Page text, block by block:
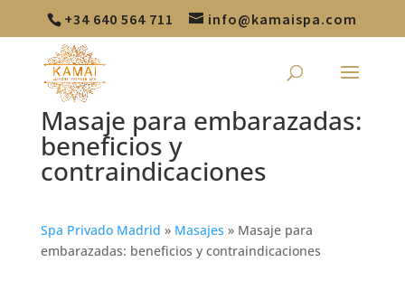
+34 640 564 711 info@kamaispa.com
Masaje para embarazadas:
beneficios y
contraindicaciones
Spa Privado Madrid » Masajes » Masaje para
embarazadas: beneficios y contraindicaciones